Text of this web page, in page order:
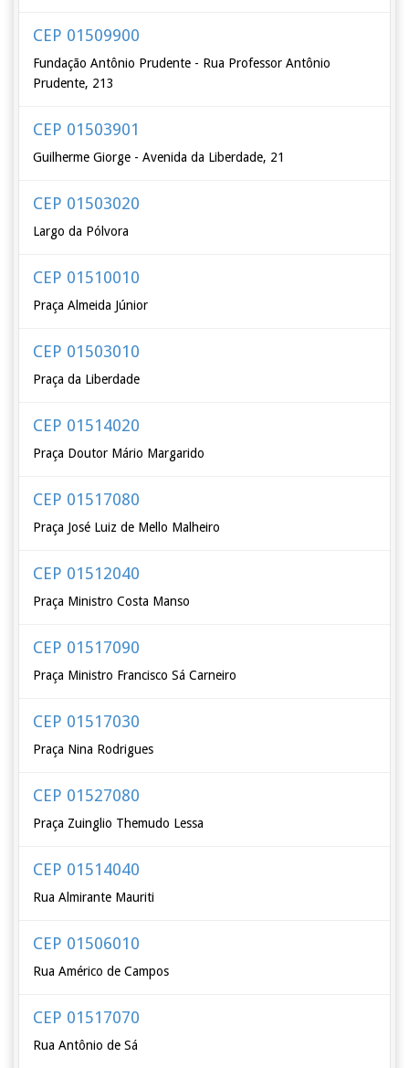
CEP 01509900
Fundação Antônio Prudente - Rua Professor Antônio
Prudente, 213
CEP 01503901
Guilherme Giorge - Avenida da Liberdade, 21
CEP 01503020
Largo da Pólvora
CEP 01510010
Praça Almeida Júnior
CEP 01503010
Praça da Liberdade
CEP 01514020
Praça Doutor Mário Margarido
CEP 01517080
Praça José Luiz de Mello Malheiro
CEP 01512040
Praça Ministro Costa Manso
CEP 01517090
Praça Ministro Francisco Sá Carneiro
CEP 01517030
Praça Nina Rodrigues
CEP 01527080
Praça Zuinglio Themudo Lessa
CEP 01514040
Rua Almirante Mauriti
CEP 01506010
Rua Américo de Campos
CEP 01517070
Rua Antônio de Sá